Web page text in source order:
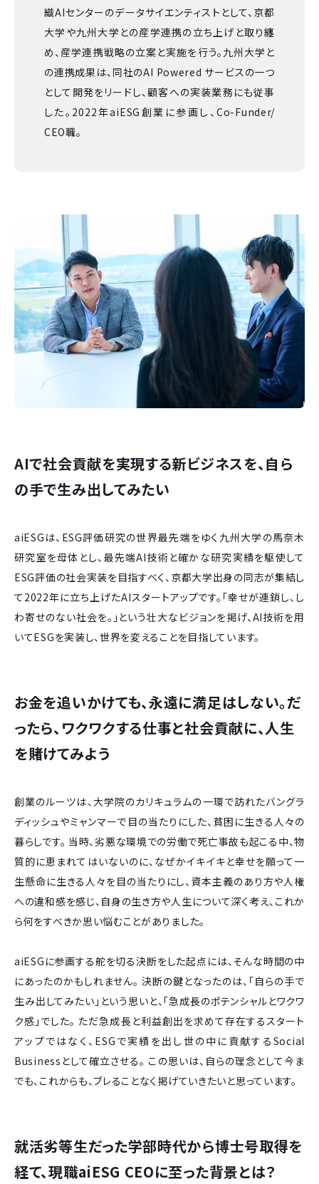
織AIセンターのデータサイエンティストとして、京都
大学や九州大学との産学連携の立ち上げと取り纏
め、産学連携戦略の立案と実施を行う。九州大学と
の連携成果は、同社のAI Powered サービスの一つ
として開発をリードし、顧客への実装業務にも従事
した。2022年aiESG創業に参画し、Co-Funder/
CEO職。
AIで社会貢献を実現する新ビジネスを、自ら
の手で生み出してみたい
aiESGは、ESG評価研究の世界最先端をゆく九州大学の馬奈木
研究室を母体とし、最先端AI技術と確かな研究実績を駆使して
ESG評価の社会実装を目指すべく、京都大学出身の同志が集結し
て2022年に立ち上げたAIスタートアップです。「幸せが連鎖し、し
わ寄せのない社会を。」という壮大なビジョンを掲げ、AI技術を用
いてESGを実装し、世界を変えることを目指しています。
お金を追いかけても、永遠に満足はしない。だ
ったら、ワクワクする仕事と社会貢献に、人生
を賭けてみよう
創業のルーツは、大学院のカリキュラムの一環で訪れたバングラ
ディッシュやミャンマーで目の当たりにした、貧困に生きる人々の
暮らしです。 当時、劣悪な環境での労働で死亡事故も起こる中、物
質的に恵まれてはいないのに、なぜかイキイキと幸せを願って一
生懸命に生きる人々を目の当たりにし、資本主義のあり方や人権
への違和感を感じ、自身の生き方や人生について深く考え、これか
ら何をすべきか思い悩むことがありました。
aiESGに参画する舵を切る決断をした起点には、そんな時間の中
にあったのかもしれません。 決断の鍵となったのは、「自らの手で
生み出してみたい」という思いと、「急成長のポテンシャルとワクワ
ク感」でした。 ただ急成長と利益創出を求めて存在するスタート
アップではなく、ESGで実績を出し世の中に貢献するSocial
Businessとして確立させる。 この思いは、自らの理念として今ま
でも、これからも、ブレることなく掲げていきたいと思っています。
就活劣等生だった学部時代から博士号取得を
経て、現職aiESG CEOに至った背景とは？